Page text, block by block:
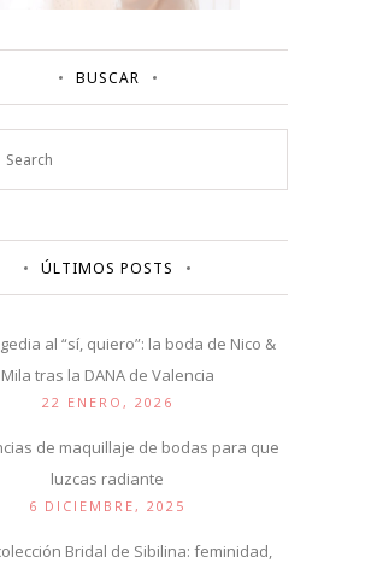
BUSCAR
ÚLTIMOS POSTS
al “sí, quiero”: la boda de Nico &
Mila tras la DANA de Valencia
22 ENERO, 2026
de maquillaje de bodas para que
luzcas radiante
6 DICIEMBRE, 2025
Bridal de Sibilina: feminidad,